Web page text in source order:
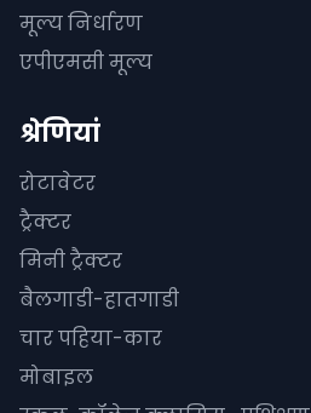
मूल्य निर्धारण
एपीएमसी मूल्य
श्रेणियां
रोटावेटर
ट्रैक्टर
मिनी ट्रैक्टर
बैलगाडी-हातगाडी
चार पहिया-कार
मोबाइल